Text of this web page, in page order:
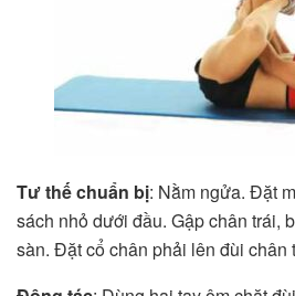
Tư thế chuẩn bị: Nằm ngửa. Đặt
sách nhỏ dưới đầu. Gập chân trái,
sàn. Đặt cổ chân phải lên đùi chân